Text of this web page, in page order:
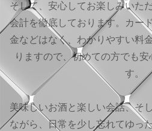
そして、安心してお楽しみいた
会計を徹底しております。カー
金などはなく、わかりやすい料
りますので、初めての方でも
す。
美味しいお酒と楽しい会話、そ
ながら、日常を少し忘れてゆっ